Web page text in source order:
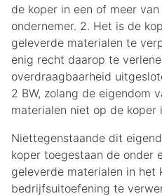
de koper in een of meer
ondernemer. 2. Het is de
geleverde materialen te
enig recht daarop te
overdraagbaarheid
2 BW, zolang de eigendom
materialen niet op de koper
Niettegenstaande dit
koper toegestaan de onder
geleverde materialen in het
bedrijfsuitoefening te